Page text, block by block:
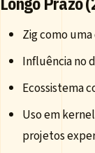
Zig como
Influência no
Ecossistema
Uso em
projetos